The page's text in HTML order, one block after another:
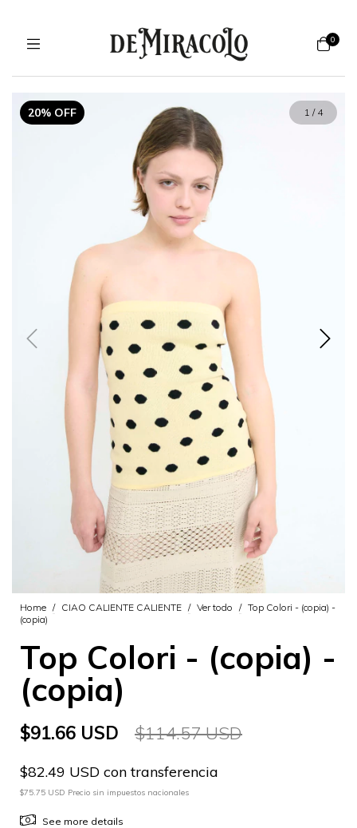
0
20% OFF 1 / 4
Home / CIAO CALIENTE CALIENTE / Ver todo / Top Colori - (copia) -
(copia)
Top Colori - (copia) -
(copia)
$91.66 USD $114.57 USD
$82.49 USD con transferencia
$75.75 USD Precio sin impuestos nacionales
See more details